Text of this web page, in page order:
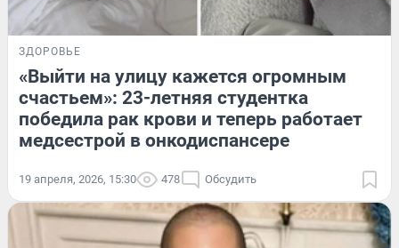
ЗДОРОВЬЕ
«Выйти на улицу кажется огромным
счастьем»: 23-летняя студентка
победила рак крови и теперь работает
медсестрой в онкодиспансере
19 апреля, 2026, 15:30 478 Обсудить